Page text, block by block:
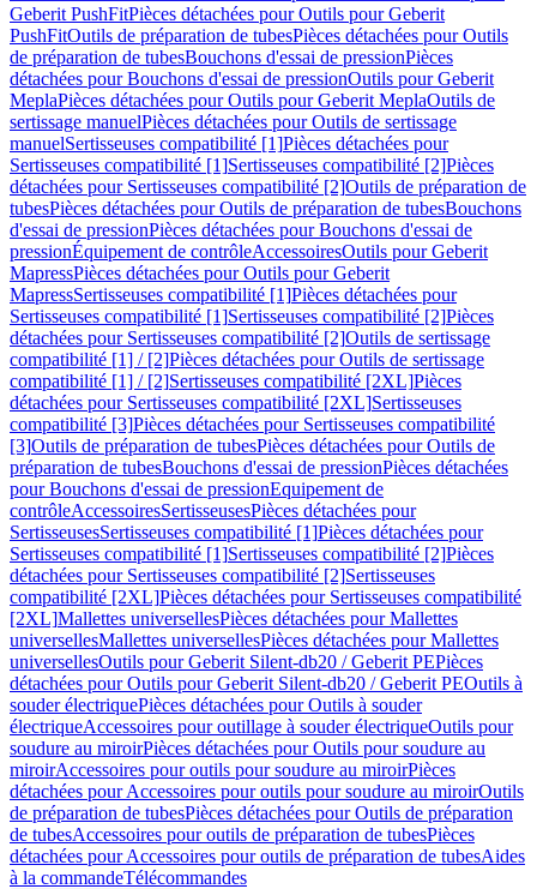
Geberit PushFitPièces détachées pour Outils pour Geberit
PushFitOutils de préparation de tubesPièces détachées pour Outils
de préparation de tubesBouchons d'essai de pressionPièces
détachées pour Bouchons d'essai de pressionOutils pour Geberit
MeplaPièces détachées pour Outils pour Geberit MeplaOutils de
sertissage manuelPièces détachées pour Outils de sertissage
manuelSertisseuses compatibilité [1]Pièces détachées pour
Sertisseuses compatibilité [1]Sertisseuses compatibilité [2]Pièces
détachées pour Sertisseuses compatibilité [2]Outils de préparation de
tubesPièces détachées pour Outils de préparation de tubesBouchons
d'essai de pressionPièces détachées pour Bouchons d'essai de
pressionÉquipement de contrôleAccessoiresOutils pour Geberit
MapressPièces détachées pour Outils pour Geberit
MapressSertisseuses compatibilité [1]Pièces détachées pour
Sertisseuses compatibilité [1]Sertisseuses compatibilité [2]Pièces
détachées pour Sertisseuses compatibilité [2]Outils de sertissage
compatibilité [1] / [2]Pièces détachées pour Outils de sertissage
compatibilité [1] / [2]Sertisseuses compatibilité [2XL]Pièces
détachées pour Sertisseuses compatibilité [2XL]Sertisseuses
compatibilité [3]Pièces détachées pour Sertisseuses compatibilité
[3]Outils de préparation de tubesPièces détachées pour Outils de
préparation de tubesBouchons d'essai de pressionPièces détachées
pour Bouchons d'essai de pressionEquipement de
contrôleAccessoiresSertisseusesPièces détachées pour
SertisseusesSertisseuses compatibilité [1]Pièces détachées pour
Sertisseuses compatibilité [1]Sertisseuses compatibilité [2]Pièces
détachées pour Sertisseuses compatibilité [2]Sertisseuses
compatibilité [2XL]Pièces détachées pour Sertisseuses compatibilité
[2XL]Mallettes universellesPièces détachées pour Mallettes
universellesMallettes universellesPièces détachées pour Mallettes
universellesOutils pour Geberit Silent-db20 / Geberit PEPièces
détachées pour Outils pour Geberit Silent-db20 / Geberit PEOutils à
souder électriquePièces détachées pour Outils à souder
électriqueAccessoires pour outillage à souder électriqueOutils pour
soudure au miroirPièces détachées pour Outils pour soudure au
miroirAccessoires pour outils pour soudure au miroirPièces
détachées pour Accessoires pour outils pour soudure au miroirOutils
de préparation de tubesPièces détachées pour Outils de préparation
de tubesAccessoires pour outils de préparation de tubesPièces
détachées pour Accessoires pour outils de préparation de tubesAides
à la commandeTélécommandes